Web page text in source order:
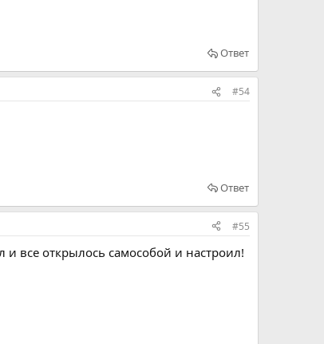
Ответ
#54
Ответ
#55
и все открылось самособой и настроил!